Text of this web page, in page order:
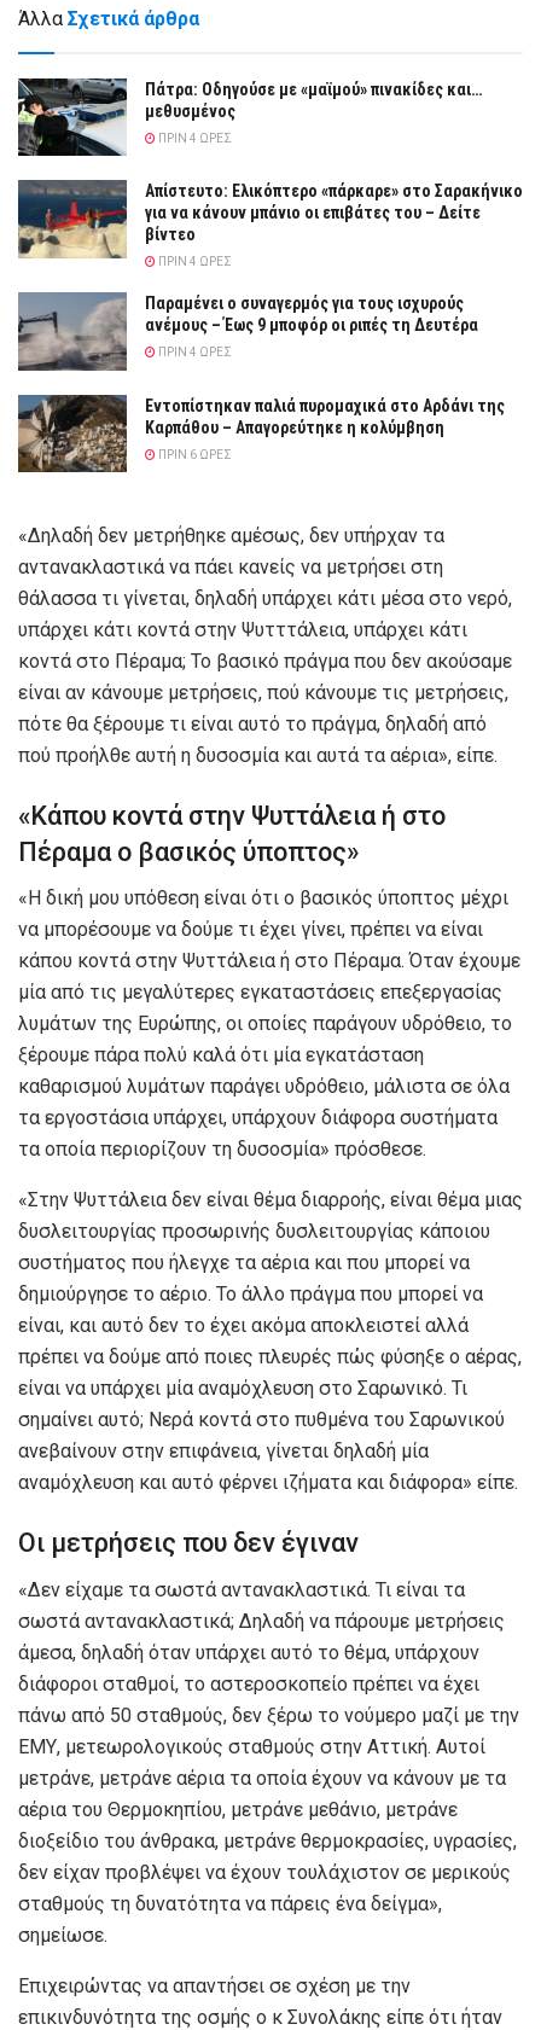
Άλλα Σχετικά άρθρα
Πάτρα: Οδηγούσε με «μαϊμού» πινακίδες και…
μεθυσμένος
ΠΡΙΝ 4 ΏΡΕΣ
Απίστευτο: Ελικόπτερο «πάρκαρε» στο Σαρακήνικο
για να κάνουν μπάνιο οι επιβάτες του – Δείτε
βίντεο
ΠΡΙΝ 4 ΏΡΕΣ
Παραμένει ο συναγερμός για τους ισχυρούς
ανέμους – Έως 9 μποφόρ οι ριπές τη Δευτέρα
ΠΡΙΝ 4 ΏΡΕΣ
Εντοπίστηκαν παλιά πυρομαχικά στο Αρδάνι της
Καρπάθου – Απαγορεύτηκε η κολύμβηση
ΠΡΙΝ 6 ΏΡΕΣ
«Δηλαδή δεν μετρήθηκε αμέσως, δεν υπήρχαν τα
αντανακλαστικά να πάει κανείς να μετρήσει στη
θάλασσα τι γίνεται, δηλαδή υπάρχει κάτι μέσα στο νερό,
υπάρχει κάτι κοντά στην Ψυτττάλεια, υπάρχει κάτι
κοντά στο Πέραμα; Το βασικό πράγμα που δεν ακούσαμε
είναι αν κάνουμε μετρήσεις, πού κάνουμε τις μετρήσεις,
πότε θα ξέρουμε τι είναι αυτό το πράγμα, δηλαδή από
πού προήλθε αυτή η δυσοσμία και αυτά τα αέρια», είπε.
«Κάπου κοντά στην Ψυττάλεια ή στο
Πέραμα ο βασικός ύποπτος»
«Η δική μου υπόθεση είναι ότι ο βασικός ύποπτος μέχρι
να μπορέσουμε να δούμε τι έχει γίνει, πρέπει να είναι
κάπου κοντά στην Ψυττάλεια ή στο Πέραμα. Όταν έχουμε
μία από τις μεγαλύτερες εγκαταστάσεις επεξεργασίας
λυμάτων της Ευρώπης, οι οποίες παράγουν υδρόθειο, το
ξέρουμε πάρα πολύ καλά ότι μία εγκατάσταση
καθαρισμού λυμάτων παράγει υδρόθειο, μάλιστα σε όλα
τα εργοστάσια υπάρχει, υπάρχουν διάφορα συστήματα
τα οποία περιορίζουν τη δυσοσμία» πρόσθεσε.
«Στην Ψυττάλεια δεν είναι θέμα διαρροής, είναι θέμα μιας
δυσλειτουργίας προσωρινής δυσλειτουργίας κάποιου
συστήματος που ήλεγχε τα αέρια και που μπορεί να
δημιούργησε το αέριο. Το άλλο πράγμα που μπορεί να
είναι, και αυτό δεν το έχει ακόμα αποκλειστεί αλλά
πρέπει να δούμε από ποιες πλευρές πώς φύσηξε ο αέρας,
είναι να υπάρχει μία αναμόχλευση στο Σαρωνικό. Τι
σημαίνει αυτό; Νερά κοντά στο πυθμένα του Σαρωνικού
ανεβαίνουν στην επιφάνεια, γίνεται δηλαδή μία
αναμόχλευση και αυτό φέρνει ιζήματα και διάφορα» είπε.
Οι μετρήσεις που δεν έγιναν
«Δεν είχαμε τα σωστά αντανακλαστικά. Τι είναι τα
σωστά αντανακλαστικά; Δηλαδή να πάρουμε μετρήσεις
άμεσα, δηλαδή όταν υπάρχει αυτό το θέμα, υπάρχουν
διάφοροι σταθμοί, το αστεροσκοπείο πρέπει να έχει
πάνω από 50 σταθμούς, δεν ξέρω το νούμερο μαζί με την
ΕΜΥ, μετεωρολογικούς σταθμούς στην Αττική. Αυτοί
μετράνε, μετράνε αέρια τα οποία έχουν να κάνουν με τα
αέρια του Θερμοκηπίου, μετράνε μεθάνιο, μετράνε
διοξείδιο του άνθρακα, μετράνε θερμοκρασίες, υγρασίες,
δεν είχαν προβλέψει να έχουν τουλάχιστον σε μερικούς
σταθμούς τη δυνατότητα να πάρεις ένα δείγμα»,
σημείωσε.
Επιχειρώντας να απαντήσει σε σχέση με την
επικινδυνότητα της οσμής ο κ Συνολάκης είπε ότι ήταν